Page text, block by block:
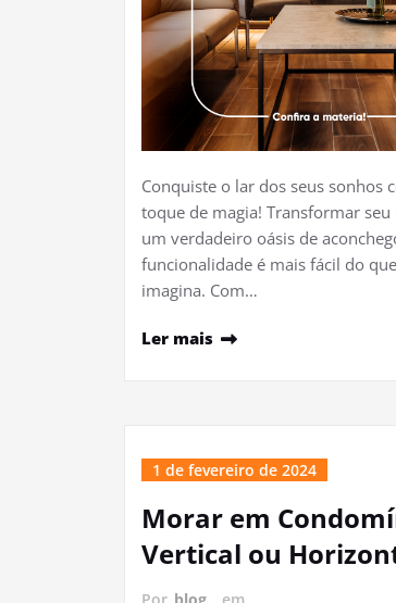
Conquiste o lar dos seus sonhos
toque de magia! Transformar
um verdadeiro oásis de
funcionalidade é mais fácil do
imagina. Com…
Ler mais
1 de fevereiro de 2024
Morar em
Vertical ou